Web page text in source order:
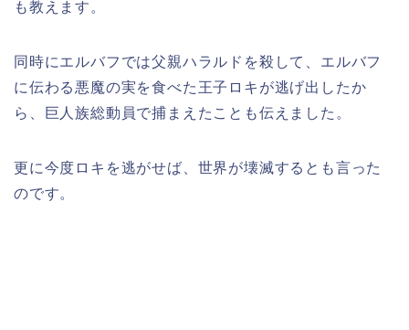
も教えます。
同時にエルバフでは父親ハラルドを殺して、エルバフ
に伝わる悪魔の実を食べた王子ロキが逃げ出したか
ら、巨人族総動員で捕まえたことも伝えました。
更に今度ロキを逃がせば、世界が壊滅するとも言った
のです。